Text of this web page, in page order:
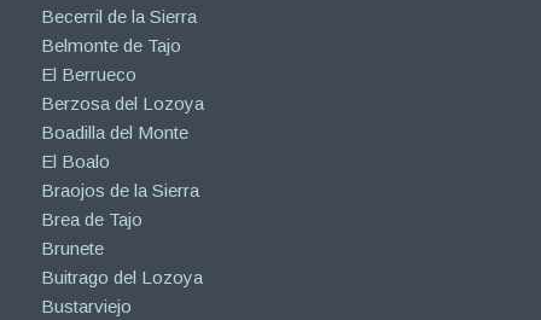
Becerril de la Sierra
Belmonte de Tajo
El Berrueco
Berzosa del Lozoya
Boadilla del Monte
El Boalo
Braojos de la Sierra
Brea de Tajo
Brunete
Buitrago del Lozoya
Bustarviejo